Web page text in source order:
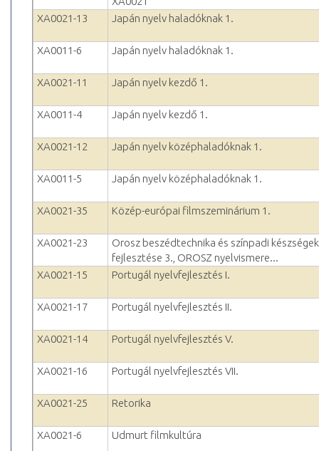
XA0021-13
Japán nyelv haladóknak 1.
XA0011-6 Japán nyelv haladóknak 1.
XA0021-11 Japán nyelv kezdő 1.
XA0011-4 Japán nyelv kezdő 1.
XA0021-12 Japán nyelv középhaladóknak 1.
XA0011-5 Japán nyelv középhaladóknak 1.
XA0021-35 Közép-európai filmszeminárium 1.
XA0021-23
Orosz beszédtechnika és színpadi készségek
fejlesztése 3., OROSZ nyelvismere...
XA0021-15
Portugál nyelvfejlesztés I.
XA0021-17 Portugál nyelvfejlesztés II.
XA0021-14 Portugál nyelvfejlesztés V.
XA0021-16 Portugál nyelvfejlesztés VII.
XA0021-25 Retorika
XA0021-6 Udmurt filmkultúra